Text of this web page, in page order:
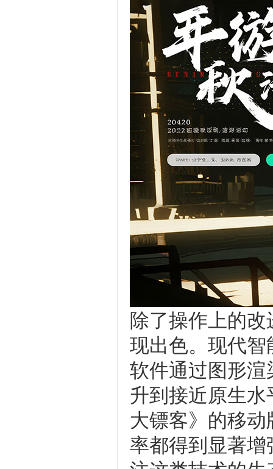
除了操作上的
现出色。现代智
软件通过图形渲
升到接近原生
大镖客》的移
率都得到显著